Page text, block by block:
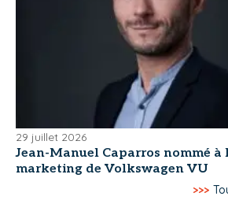
29 juillet 2026
Jean-Manuel Caparros nommé à
marketing de Volkswagen VU
>>>